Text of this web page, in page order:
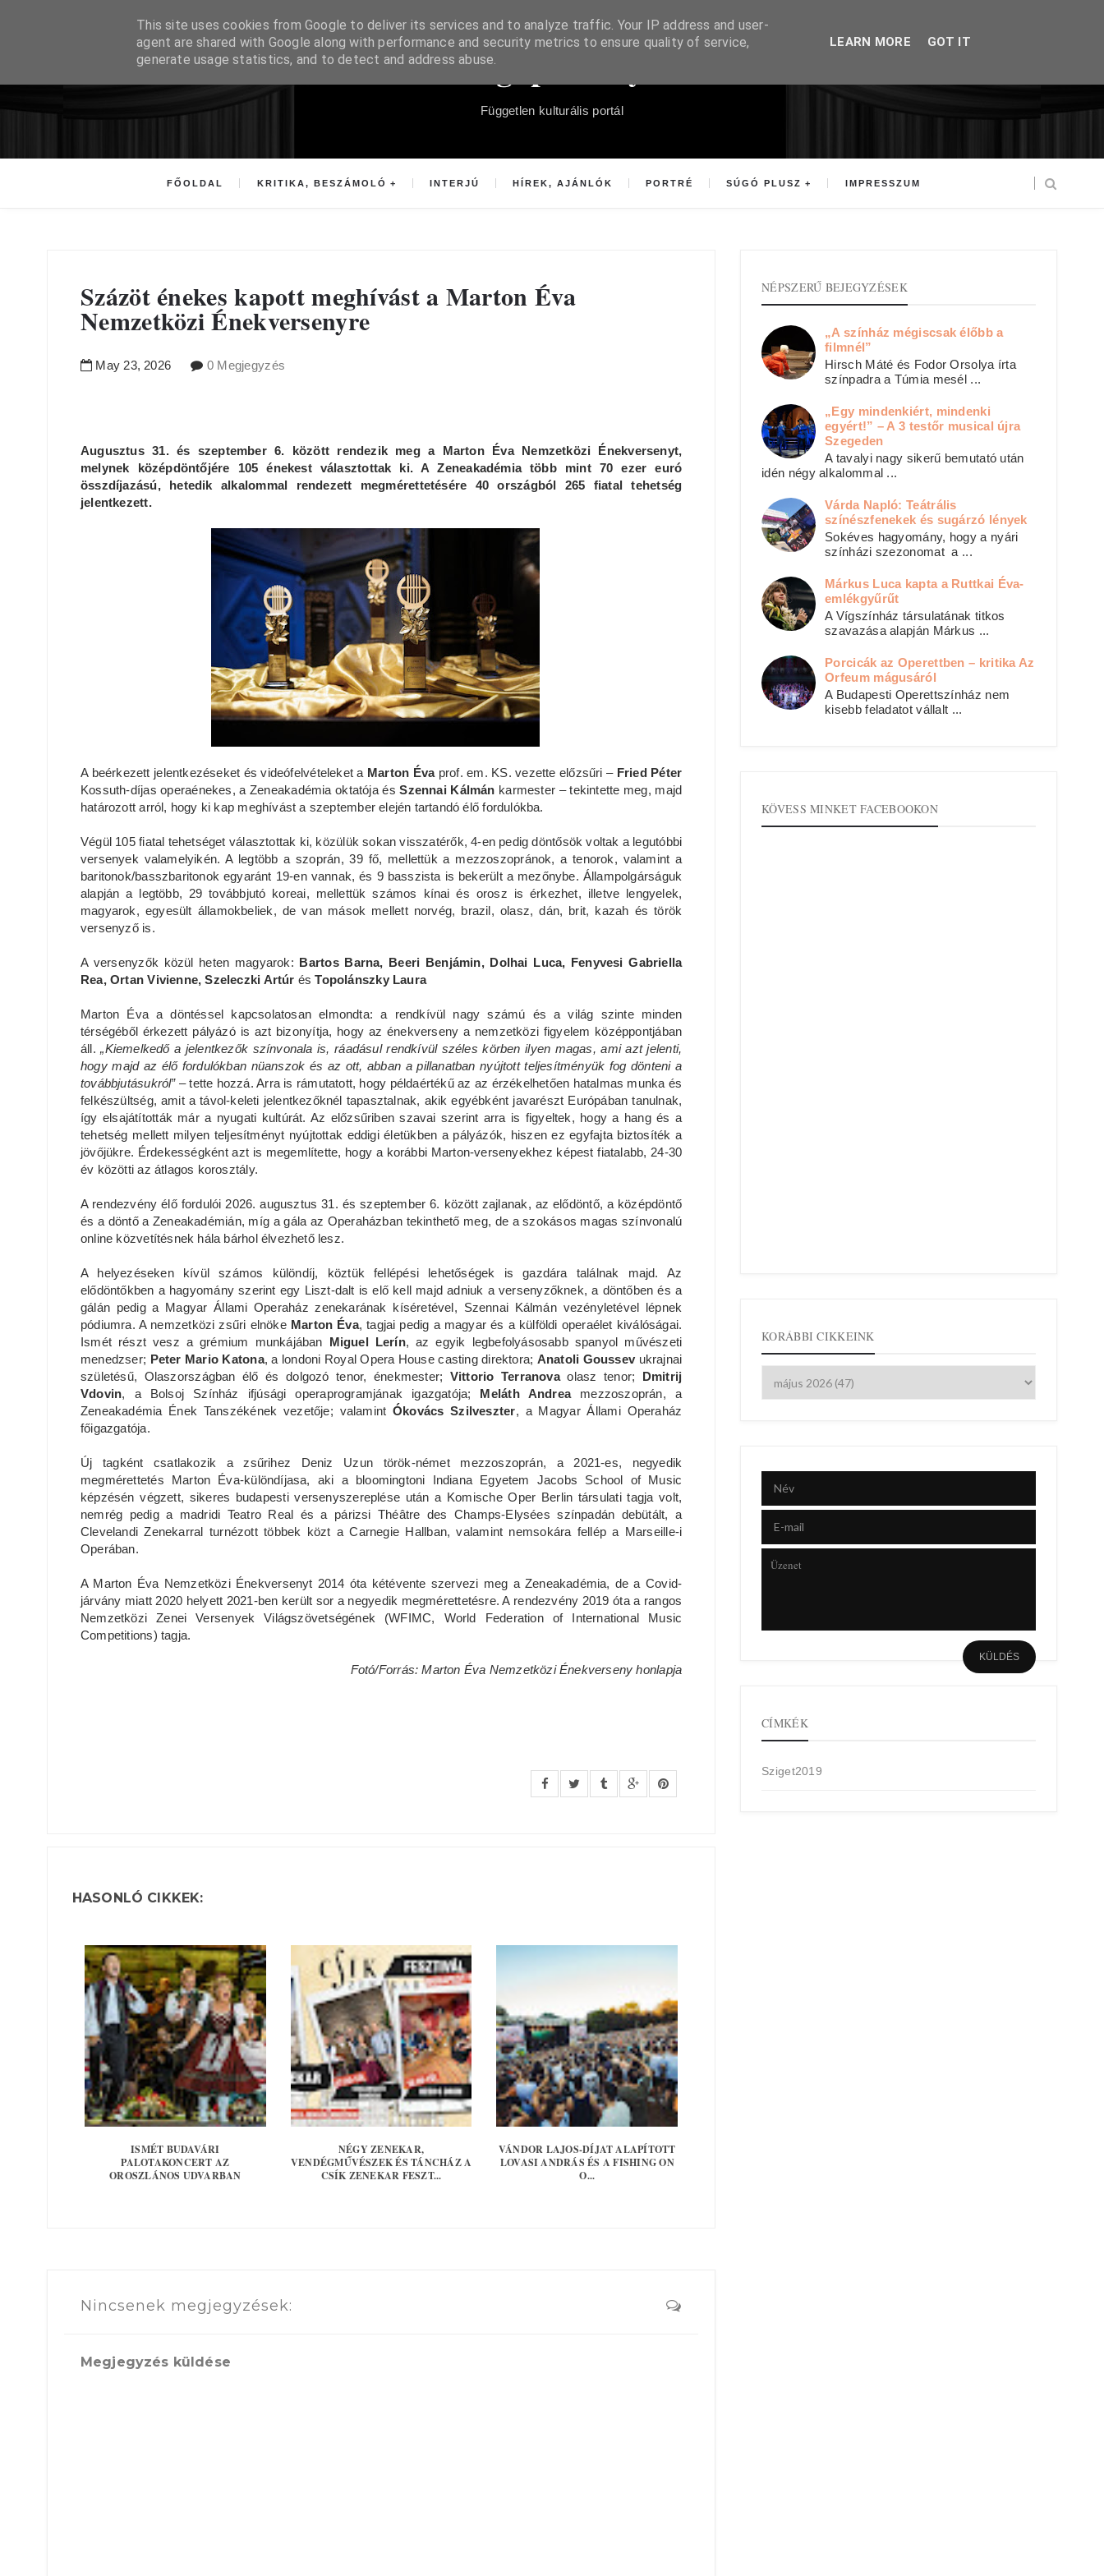
Súgópéldány
Független kulturális portál
FŐOLDAL KRITIKA, BESZÁMOLÓ INTERJÚ HÍREK, AJÁNLÓK PORTRÉ SÚGÓ PLUSZ IMPRESSZUM
Százöt énekes kapott meghívást a Marton Éva
Nemzetközi Énekversenyre
May 23, 2026 0 Megjegyzés
Augusztus 31. és szeptember 6. között rendezik meg a Marton Éva Nemzetközi Énekversenyt,
melynek középdöntőjére 105 énekest választottak ki. A Zeneakadémia több mint 70 ezer euró
összdíjazású, hetedik alkalommal rendezett megmérettetésére 40 országból 265 fiatal tehetség
jelentkezett.
A beérkezett jelentkezéseket és videófelvételeket a Marton Éva prof. em. KS. vezette előzsűri – Fried Péter
Kossuth-díjas operaénekes, a Zeneakadémia oktatója ésSzennai Kálmán karmester – tekintette meg, majd
határozott arról, hogy ki kap meghívást a szeptember elején tartandó élő fordulókba.
Végül 105 fiatal tehetséget választottak ki, közülük sokan visszatérők, 4-en pedig döntősök voltak a legutóbbi
versenyek valamelyikén. A legtöbb a szoprán, 39 fő, mellettük a mezzoszopránok, a tenorok, valamint a
baritonok/basszbaritonok egyaránt 19-en vannak, és 9 basszista is bekerült a mezőnybe. Állampolgárságuk
alapján a legtöbb, 29 továbbjutó koreai, mellettük számos kínai és orosz is érkezhet, illetve lengyelek,
magyarok, egyesült államokbeliek, de van mások mellett norvég, brazil, olasz, dán, brit, kazah és török
versenyző is.
A versenyzők közül heten magyarok: Bartos Barna, Beeri Benjámin, Dolhai Luca, Fenyvesi Gabriella
Rea, Ortan Vivienne, Szeleczki Artúr ésTopolánszky Laura
Marton Éva a döntéssel kapcsolatosan elmondta: a rendkívül nagy számú és a világ szinte minden
térségéből érkezett pályázó is azt bizonyítja, hogy az énekverseny a nemzetközi figyelem középpontjában
áll.„Kiemelkedő a jelentkezők színvonala is, ráadásul rendkívül széles körben ilyen magas, ami azt jelenti,
hogy majd az élő fordulókban nüanszok és az ott, abban a pillanatban nyújtott teljesítményük fog dönteni a
továbbjutásukról”– tette hozzá. Arra is rámutatott, hogy példaértékű az az érzékelhetően hatalmas munka és
felkészültség, amit a távol-keleti jelentkezőknél tapasztalnak, akik egyébként javarészt Európában tanulnak,
így elsajátították már a nyugati kultúrát. Az előzsűriben szavai szerint arra is figyeltek, hogy a hang és a
tehetség mellett milyen teljesítményt nyújtottak eddigi életükben a pályázók, hiszen ez egyfajta biztosíték a
jövőjükre. Érdekességként azt is megemlítette, hogy a korábbi Marton-versenyekhez képest fiatalabb, 24-30
év közötti az átlagos korosztály.
A rendezvény élő fordulói 2026. augusztus 31. és szeptember 6. között zajlanak, az elődöntő, a középdöntő
és a döntő a Zeneakadémián, míg a gála az Operaházban tekinthető meg, de a szokásos magas színvonalú
online közvetítésnek hála bárhol élvezhető lesz.
A helyezéseken kívül számos különdíj, köztük fellépési lehetőségek is gazdára találnak majd. Az
elődöntőkben a hagyomány szerint egy Liszt-dalt is elő kell majd adniuk a versenyzőknek, a döntőben és a
gálán pedig a Magyar Állami Operaház zenekarának kíséretével, Szennai Kálmán vezényletével lépnek
pódiumra. A nemzetközi zsűri elnöke Marton Éva, tagjai pedig a magyar és a külföldi operaélet kiválóságai.
Ismét részt vesz a grémium munkájában Miguel Lerín, az egyik legbefolyásosabb spanyol művészeti
menedzser; Peter Mario Katona, a londoni Royal Opera House casting direktora; Anatoli Goussev ukrajnai
születésű, Olaszországban élő és dolgozó tenor, énekmester; Vittorio Terranovaolasz tenor; Dmitrij
Vdovin, a Bolsoj Színház ifjúsági operaprogramjának igazgatója; Meláth Andreamezzoszoprán, a
Zeneakadémia Ének Tanszékének vezetője; valamintÓkovács Szilveszter, a Magyar Állami Operaház
főigazgatója.
Új tagként csatlakozik a zsűrihez Deniz Uzun török-német mezzoszoprán, a 2021-es, negyedik
megmérettetés Marton Éva-különdíjasa, aki a bloomingtoni Indiana Egyetem Jacobs School of Music
képzésén végzett, sikeres budapesti versenyszereplése után a Komische Oper Berlin társulati tagja volt,
nemrég pedig a madridi Teatro Real és a párizsi Théâtre des Champs-Elysées színpadán debütált, a
Clevelandi Zenekarral turnézott többek közt a Carnegie Hallban, valamint nemsokára fellép a Marseille-i
Operában.
A Marton Éva Nemzetközi Énekversenyt 2014 óta kétévente szervezi meg a Zeneakadémia, de a Covid-
járvány miatt 2020 helyett 2021-ben került sor a negyedik megmérettetésre. A rendezvény 2019 óta a rangos
Nemzetközi Zenei Versenyek Világszövetségének (WFIMC, World Federation of International Music
Competitions) tagja.
Fotó/Forrás: Marton Éva Nemzetközi Énekverseny honlapja
HASONLÓ CIKKEK:
ISMÉT BUDAVÁRI
PALOTAKONCERT AZ
OROSZLÁNOS UDVARBAN
NÉGY ZENEKAR,
VENDÉGMŰVÉSZEK ÉS TÁNCHÁZ A
CSÍK ZENEKAR FESZT...
VÁNDOR LAJOS-DÍJAT ALAPÍTOTT
LOVASI ANDRÁS ÉS A FISHING ON
O...
Nincsenek megjegyzések:
Megjegyzés küldése
NÉPSZERŰ BEJEGYZÉSEK
„A színház mégiscsak élőbb a
filmnél”
Hirsch Máté és Fodor Orsolya írta
színpadra a Túmia mesél ...
„Egy mindenkiért, mindenki
egyért!” – A 3 testőr musical újra
Szegeden
A tavalyi nagy sikerű bemutató után
idén négy alkalommal ...
Várda Napló: Teátrális
színészfenekek és sugárzó lények
Sokéves hagyomány, hogy a nyári
színházi szezonomat a ...
Márkus Luca kapta a Ruttkai Éva-
emlékgyűrűt
A Vígszínház társulatának titkos
szavazása alapján Márkus ...
Porcicák az Operettben – kritika Az
Orfeum mágusáról
A Budapesti Operettszínház nem
kisebb feladatot vállalt ...
KÖVESS MINKET FACEBOOKON
KORÁBBI CIKKEINK
CÍMKÉK
Sziget2019
This site uses cookies from Google to deliver its services and to analyze traffic. Your IP address and user-
agent are shared with Google along with performance and security metrics to ensure quality of service,
generate usage statistics, and to detect and address abuse.
LEARN MORE GOT IT